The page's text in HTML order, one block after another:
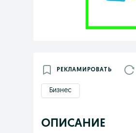
РЕКЛАМИРОВАТЬ
Бизнес
ОПИСАНИЕ